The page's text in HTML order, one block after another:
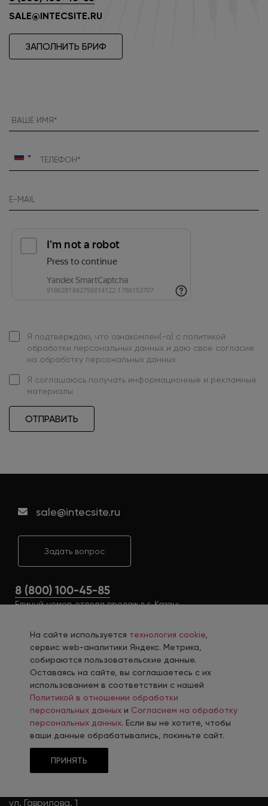
SALE@INTECSITE.RU
ЗАПОЛНИТЬ БРИФ
Россия
Я подтверждаю, что ознакомлен(-а) с политикой
обработки персональных данных и даю свое согласие
на обработку персональных данных
Я соглашаюсь получать информационные и рекламные
материалы
ОТПРАВИТЬ
sale@intecsite.ru
Задать вопрос
8 (800) 100-45-85
Единый номер отдела продаж в г. Казань
ОФИС
+7 (843) 207-14-47
ул. Гаврилова, 1
На сайте используется технология cookie
сервис web-аналитики Яндекс. Метрика,
собираются пользовательские данные.
Оставаясь на сайте, вы соглашаетесь с их
использованием в соответствии с нашей
Политикой в отношении обработки
персональных данных и Согласием на обработку
персональных данных. Если вы не хотите, чтобы
ваши данные обрабатывались, покиньте сайт.
ПРИНЯТЬ